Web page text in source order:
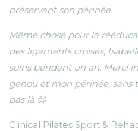
préservant son périnée.
Même chose pour la
des ligaments croisés,
soins pendant un an. Merci
genou et mon périnée, sans
pas là 😉
Clinical Pilates Sport &